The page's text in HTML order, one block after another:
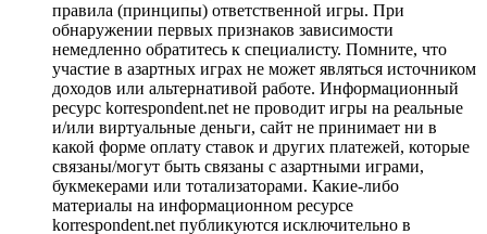
правила (принципы) ответственной игры. При
обнаружении первых признаков зависимости
немедленно обратитесь к специалисту. Помните, что
участие в азартных играх не может являться источником
доходов или альтернативой работе. Информационный
ресурс korrespondent.net не проводит игры на реальные
и/или виртуальные деньги, сайт не принимает ни в
какой форме оплату ставок и других платежей, которые
связаны/могут быть связаны с азартными играми,
букмекерами или тотализаторами. Какие-либо
материалы на информационном ресурсе
korrespondent.net публикуются исключительно в